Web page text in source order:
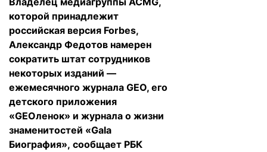
которой принадлежит
российская версия Forbes,
Александр Федотов намерен
сократить штат сотрудников
некоторых изданий —
ежемесячного журнала GEO, его
детского приложения
«GEOленок» и журнала о жизни
знаменитостей «Gala
Биография», сообщает РБК